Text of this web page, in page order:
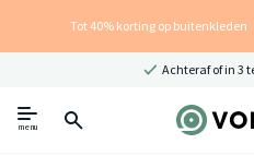
Tot 40% korting op buitenkleden
Achteraf of in 3
menu